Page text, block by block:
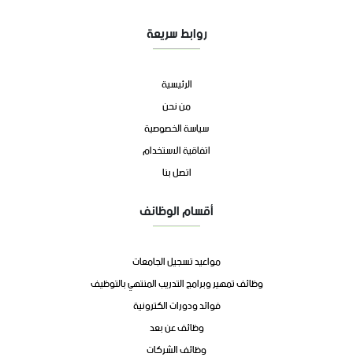
روابط سريعة
الرئيسية
من نحن
سياسة الخصوصية
اتفاقية الاستخدام
اتصل بنا
أقسام الوظائف
مواعيد تسجيل الجامعات
وظائف تمهير وبرامج التدريب المنتهي بالتوظيف
فوائد ودورات الكترونية
وظائف عن بعد
وظائف الشركات